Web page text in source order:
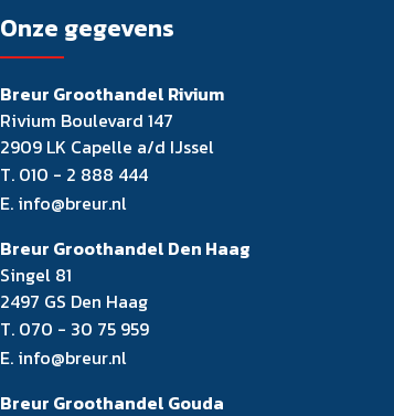
Onze gegevens
Breur Groothandel Rivium
Rivium Boulevard 147
2909 LK Capelle a/d IJssel
T. 010 - 2 888 444
E. info@breur.nl
Breur Groothandel Den Haag
Singel 81
2497 GS Den Haag
T. 070 - 30 75 959
E. info@breur.nl
Breur Groothandel Gouda